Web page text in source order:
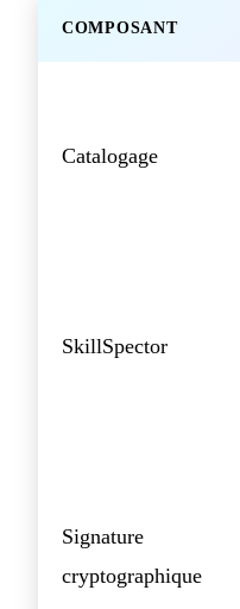
COMPOSANT
Catalogage
SkillSpector
Signature
cryptographique